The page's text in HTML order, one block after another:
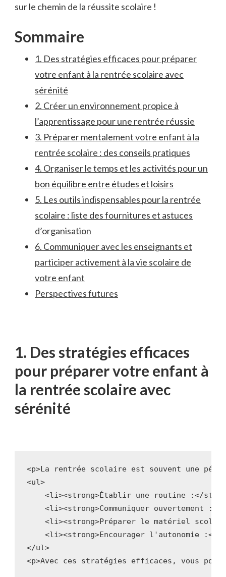
sur le chemin de la réussite scolaire !
Sommaire
1. Des stratégies efficaces pour préparer
votre enfant à la rentrée scolaire ‌avec
sérénité
2. ​Créer un environnement propice à
l’apprentissage pour une rentrée réussie
3. Préparer mentalement votre enfant à la
rentrée scolaire​ : des conseils pratiques
4. Organiser le temps et les ⁤activités pour un⁢
bon équilibre entre études⁢ et loisirs
5. Les outils indispensables pour la rentrée‌
scolaire :‍ liste des fournitures et astuces
d’organisation
6. Communiquer avec les enseignants ⁤et
participer activement à la vie scolaire de
votre enfant
Perspectives futures
1. Des stratégies efficaces​
pour ‍préparer votre enfant à
la rentrée ⁢scolaire ⁢avec
sérénité
<p>La rentrée scolaire est souvent une
<ul>
<li><strong>Établir une routine :</
<li><strong>Communiquer ouvertement
<li><strong>Préparer le matériel
<li><strong>Encourager l'autonomie :</
</ul>
<p>Avec ces stratégies efficaces, vous